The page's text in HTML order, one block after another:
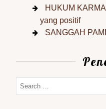
HUKUM
yang positif
SANGGAH